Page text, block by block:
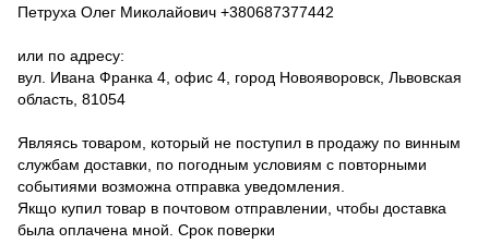
Петруха Олег Миколайович +380687377442
или по адресу:
вул. Ивана Франка 4, офис 4, город Новояворовск, Львовская
область, 81054
Являясь товаром, который не поступил в продажу по винным
службам доставки, по погодным условиям с повторными
событиями возможна отправка уведомления.
Якщо купил товар в почтовом отправлении, чтобы доставка
была оплачена мной. Срок поверки